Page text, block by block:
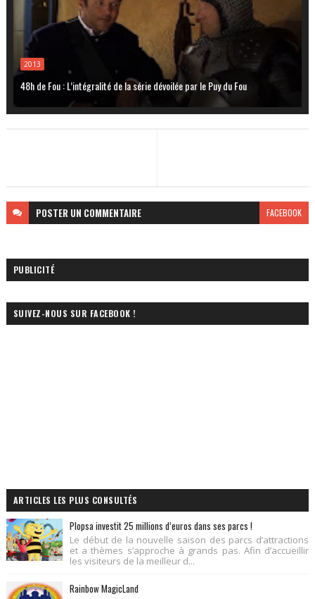
2013
48h de Fou : L’intégralité de la série dévoilée par le Puy du Fou
POSTER UN COMMENTAIRE FACEBOOK
PUBLICITÉ
SUIVEZ-NOUS SUR FACEBOOK !
ARTICLES LES PLUS CONSULTÉS
Plopsa investit 25 millions d’euros dans ses parcs !
Le début de la nouvelle saison des parcs d’attractions
et a thèmes s’approche à grands pas. Afin d’accueillir
les visiteurs de la meilleur d...
Rainbow MagicLand